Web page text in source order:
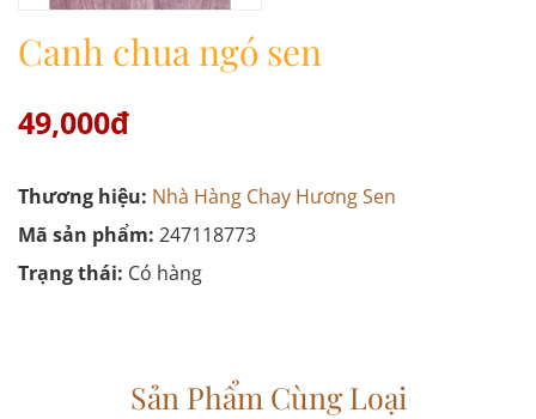
Canh chua ngó sen
49,000đ
Thương hiệu: Nhà Hàng Chay Hương Sen
Mã sản phẩm: 247118773
Trạng thái: Có hàng
Sản Phẩm Cùng Loại